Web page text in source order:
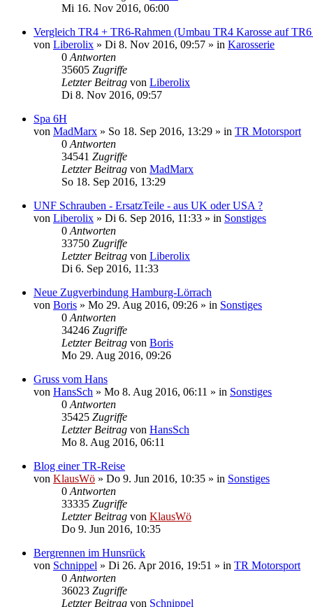
Mi 16. Nov 2016, 06:00
Vergleich TR4 + TR6-Rahmen (Umbau TR4 Karosse auf
von Liberolix » Di 8. Nov 2016, 09:57 » in Karosserie
0 Antworten
35605 Zugriffe
Letzter Beitrag von Liberolix
Di 8. Nov 2016, 09:57
Spa 6H
von MadMarx » So 18. Sep 2016, 13:29 » in TR Motorsport
0 Antworten
34541 Zugriffe
Letzter Beitrag von MadMarx
So 18. Sep 2016, 13:29
UNF Schrauben - ErsatzTeile - aus UK oder USA ?
von Liberolix » Di 6. Sep 2016, 11:33 » in Sonstiges
0 Antworten
33750 Zugriffe
Letzter Beitrag von Liberolix
Di 6. Sep 2016, 11:33
Neue Zugverbindung Hamburg-Lörrach
von Boris » Mo 29. Aug 2016, 09:26 » in Sonstiges
0 Antworten
34246 Zugriffe
Letzter Beitrag von Boris
Mo 29. Aug 2016, 09:26
Gruss vom Hans
von HansSch » Mo 8. Aug 2016, 06:11 » in Sonstiges
0 Antworten
35425 Zugriffe
Letzter Beitrag von HansSch
Mo 8. Aug 2016, 06:11
Blog einer TR-Reise
von KlausWö » Do 9. Jun 2016, 10:35 » in Sonstiges
0 Antworten
33335 Zugriffe
Letzter Beitrag von KlausWö
Do 9. Jun 2016, 10:35
Bergrennen im Hunsrück
von Schnippel » Di 26. Apr 2016, 19:51 » in TR Motorsport
0 Antworten
36023 Zugriffe
Letzter Beitrag von Schnippel